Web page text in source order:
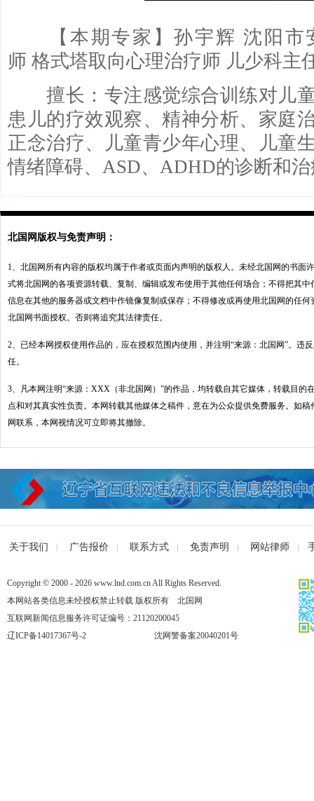
【本期专家】孙宇辉 沈阳市
师 格式塔取向心理治疗师 儿少科主
擅长：专注感觉综合训练对儿童
患儿的疗效观察、精神分析、家庭
正念治疗、儿童青少年心理、儿童
情绪障碍、ASD、ADHD的诊断和
北国网版权与免责声明：
1、北国网所有内容的版权均属于作者或页面内声明的版权人。未经北国网的书面
式将北国网的各项资源转载、复制、编辑或发布使用于其他任何场合；不得把其
信息在其他的服务器或文档中作镜像复制或保存；不得修改或再使用北国网的任
北国网书面授权。否则将追究其法律责任。
2、已经本网授权使用作品的，应在授权范围内使用，并注明“来源：北国网”。违
任。
3、凡本网注明“来源：XXX（非北国网）”的作品，均转载自其它媒体，转载目的
点和对其真实性负责。本网转载其他媒体之稿件，意在为公众提供免费服务。如
网联系，本网视情况可立即将其撤除。
关于我们 广告报价 联系方式 免责声明 网站律师
Copyright © 2000 - 2026 www.lnd.com.cn All Rights Reserved.
本网站各类信息未经授权禁止转载 版权所有 北国网
互联网新闻信息服务许可证编号：21120200045
辽ICP备14017367号-2
沈网警备案20040201号